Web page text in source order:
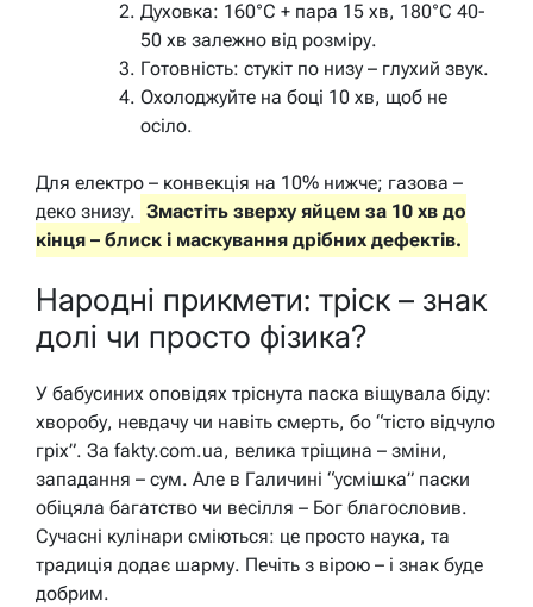
Духовка: 160°C + пара 15 хв, 180°C 40-
50 хв залежно від розміру.
Готовність: стукіт по низу – глухий звук.
Охолоджуйте на боці 10 хв, щоб не
осіло.
Для електро – конвекція на 10% нижче; газова –
деко знизу. Змастіть зверху яйцем за 10 хв до
кінця – блиск і маскування дрібних дефектів.
Народні прикмети: тріск – знак
долі чи просто фізика?
У бабусиних оповідях тріснута паска віщувала біду:
хворобу, невдачу чи навіть смерть, бо “тісто відчуло
гріх”. За fakty.com.ua, велика тріщина – зміни,
западання – сум. Але в Галичині “усмішка” паски
обіцяла багатство чи весілля – Бог благословив.
Сучасні кулінари сміються: це просто наука, та
традиція додає шарму. Печіть з вірою – і знак буде
добрим.